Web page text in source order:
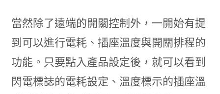
當然除了遠端的開關控制外，一開始有提
到可以進行電耗、插座溫度與開關排程的
功能。只要點入產品設定後，就可以看到
閃電標誌的電耗設定、溫度標示的插座溫